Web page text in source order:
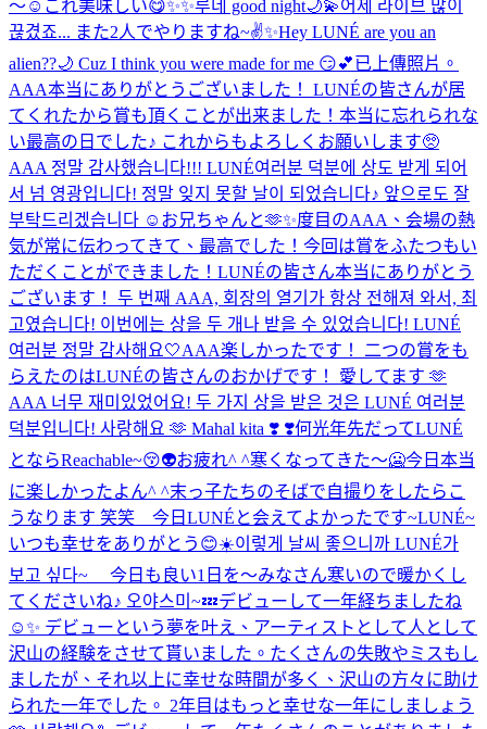
〜☺️ これ美味しい😋✨✨루네 good night🌙💫어제 라이브 많이
끊겼죠... また2人でやりますね~✌️✨Hey LUNÉ are you an
alien??🌙 Cuz I think you were made for me 😏💕已上傳照片。
AAA本当にありがとうございました！ LUNÉの皆さんが居
てくれたから賞も頂くことが出来ました！本当に忘れられな
い最高の日でした♪ これからもよろしくお願いします🥺
AAA 정말 감사했습니다!!! LUNÉ여러분 덕분에 상도 받게 되어
서 넘 영광입니다! 정말 잊지 못할 날이 되었습니다♪ 앞으로도 잘
부탁드리겠습니다 ☺️ お兄ちゃんと🫶✨度目のAAA、会場の熱
気が常に伝わってきて、最高でした！今回は賞をふたつもい
ただくことができました！LUNÉの皆さん本当にありがとう
ございます！ 두 번째 AAA, 회장의 열기가 항상 전해져 와서, 최
고였습니다! 이번에는 상을 두 개나 받을 수 있었습니다! LUNÉ
여러분 정말 감사해요🤍AAA楽しかったです！ 二つの賞をも
らえたのはLUNÉの皆さんのおかげです！ 愛してます 🫶
AAA 너무 재미있었어요! 두 가지 상을 받은 것은 LUNÉ 여러분
덕분입니다! 사랑해요 🫶 Mahal kita ❣️ ❣️何光年先だってLUNÉ
とならReachable~😚👽お疲れ^ ^寒くなってきた〜🥶今日本当
に楽しかったよん^ ^末っ子たちのそばで自撮りをしたらこ
うなります 笑笑 今日LUNÉと会えてよかったです~LUNÉ~
いつも幸せをありがとう😊☀️이렇게 날씨 좋으니까 LUNÉ가
보고 싶다~ 今日も良い1日を〜みなさん寒いので暖かくし
てくださいね♪ 오야스미~💤デビューして一年経ちましたね
☺️✨ デビューという夢を叶え、アーティストとして人として
沢山の経験をさせて貰いました。たくさんの失敗やミスもし
ましたが、それ以上に幸せな時間が多く、沢山の方々に助け
られた一年でした。 2年目はもっと幸せな一年にしましょう